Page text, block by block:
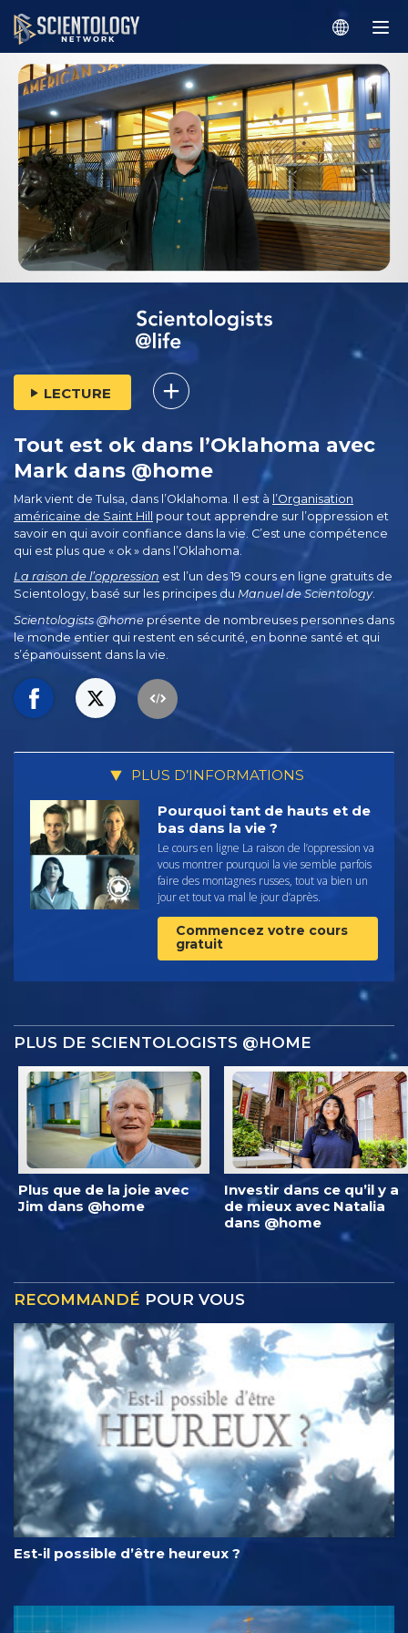
LECTURE
Tout est ok dans l’Oklahoma avec
Mark dans @home
Mark vient de Tulsa, dans l’Oklahoma. Il est à l’Organisation
américaine de Saint Hill pour tout apprendre sur l’oppression et
savoir en qui avoir confiance dans la vie. C’est une compétence
qui est plus que « ok » dans l’Oklahoma.
La raison de l’oppression est l’un des 19 cours en ligne gratuits de
Scientology, basé sur les principes du Manuel de Scientology.
Scientologists @home présente de nombreuses personnes dans
le monde entier qui restent en sécurité, en bonne santé et qui
s’épanouissent dans la vie.
PLUS D’INFORMATIONS
Pourquoi tant de hauts et de
bas dans la vie ?
Le cours en ligne La raison de l’oppression va
vous montrer pourquoi la vie semble parfois
faire des montagnes russes, tout va bien un
jour et tout va mal le jour d’après.
Commencez votre cours
gratuit
PLUS DE SCIENTOLOGISTS @HOME
Plus que de la joie avec
Jim dans @home
Investir dans ce qu’il y a
de mieux avec Natalia
dans @home
RECOMMANDÉ POUR VOUS
Est-il possible d’être heureux ?